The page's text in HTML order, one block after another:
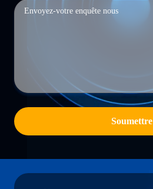
Soumettre